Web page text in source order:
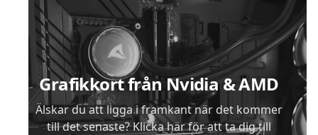
Grafikkort från Nvidia & AMD
Älskar du att ligga i framkant när det kommer
till det senaste? Klicka här för att ta dig till